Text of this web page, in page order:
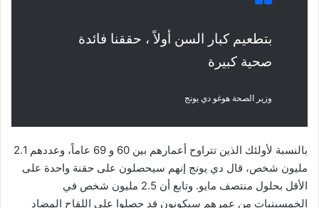
بتطعيم كبار السن أولاً ، حققنا فائدة
صحية كبيرة
وزير الصحة هوغو دي يونج
بالنسبة لأولئك الذين تتراوح أعمارهم بين 60 و 69 عاماً، وعددهم 2.1
مليون شخص، قال دي يونج إنهم سيحصلون على حقنة واحدة على
الأقل بحلول منتصف مايو. وتابع أن 2.5 مليون شخص في
الخمسينيات من عمرهم سيكونون قد حصلوا على اللقاح المضاد